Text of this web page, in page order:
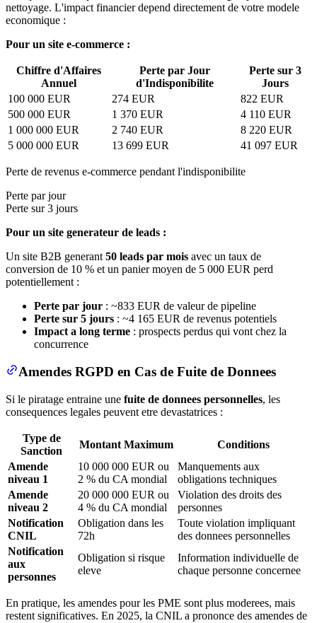
nettoyage. L'impact financier depend directement de votre modele
economique :
Pour un site e-commerce :
Chiffre d'Affaires
Annuel
Perte par Jour
d'Indisponibilite
Perte sur 3
Jours
100 000 EUR
274 EUR
822 EUR
500 000 EUR
1 370 EUR
4 110 EUR
1 000 000 EUR
2 740 EUR
8 220 EUR
5 000 000 EUR
13 699 EUR 41 097 EUR
Perte de revenus e-commerce pendant l'indisponibilite
Perte par jour
Perte sur 3 jours
Pour un site generateur de leads :
Un site B2B generant 50 leads par mois avec un taux de
conversion de 10 % et un panier moyen de 5 000 EUR perd
potentiellement :
Perte par jour : ~833 EUR de valeur de pipeline
Perte sur 5 jours : ~4 165 EUR de revenus potentiels
Impact a long terme : prospects perdus qui vont chez la
concurrence
Amendes RGPD en Cas de Fuite de Donnees
Si le piratage entraine une fuite de donnees personnelles, les
consequences legales peuvent etre devastatrices :
Type de
Sanction
Montant Maximum
Conditions
Amende
niveau 1
10 000 000 EUR ou
2 % du CA mondial
Manquements aux
obligations techniques
Amende
niveau 2
20 000 000 EUR ou
4 % du CA mondial
Violation des droits des
personnes
Notification
CNIL
Obligation dans les
72h
Toute violation impliquant
des donnees personnelles
Notification
aux
personnes
Obligation si risque
eleve
Information individuelle de
chaque personne concernee
En pratique, les amendes pour les PME sont plus moderees, mais
restent significatives. En 2025, la CNIL a prononce des amendes de